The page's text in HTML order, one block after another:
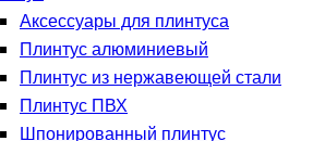
Аксессуары для плинтуса
Плинтус алюминиевый
Плинтус из нержавеющей стали
Плинтус ПВХ